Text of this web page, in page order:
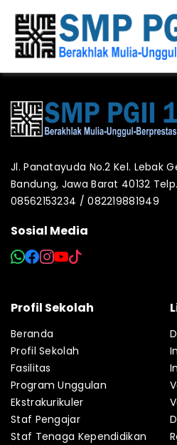
Jl. Panatayuda No.2 Kel. Lebak
Bandung, Jawa Barat 40132
08562153234 / 082219881949
Sosial Media
Profil Sekolah
Beranda
Profil Sekolah
Fasilitas
Program Unggulan
Ekstrakurikuler
Staf Pengajar
Staf Tenaga Kependidikan